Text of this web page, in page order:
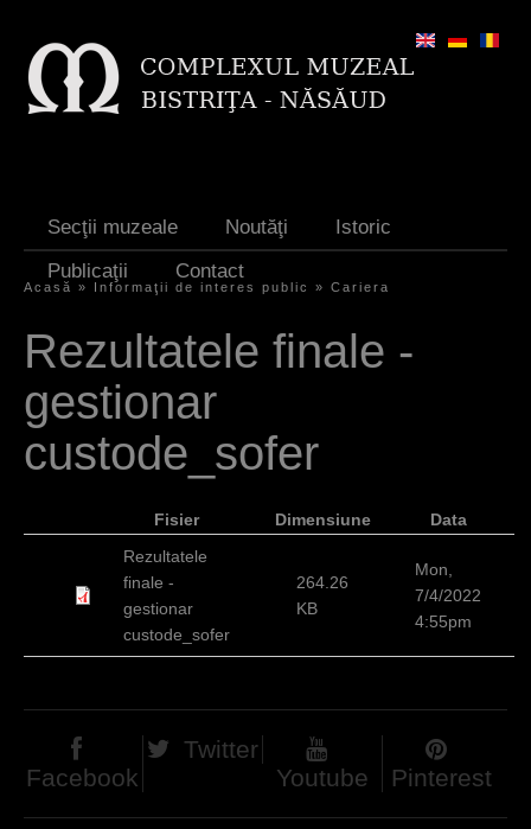
Secţii muzeale Noutăţi
Istoric
Publicaţii
Contact
o
u
a
r
Acasă » Informaţii de interes public » Cariera
Rezultatele finale -
gestionar
custode_sofer
Fisier Dimensiune
Data
Rezultatele
finale -
gestionar
custode_sofer
264.26
KB
Mon,
7/4/2022
4:55pm
Facebook
Twitter
Youtube
Pinterest